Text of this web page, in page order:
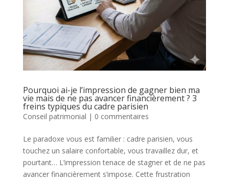
Pourquoi ai-je l’impression de gagner bien ma
vie mais de ne pas avancer financièrement ? 3
freins typiques du cadre parisien
Conseil patrimonial | 0 commentaires
Le paradoxe vous est familier : cadre parisien, vous
touchez un salaire confortable, vous travaillez dur, et
pourtant… L’impression tenace de stagner et de ne pas
avancer financièrement s’impose. Cette frustration